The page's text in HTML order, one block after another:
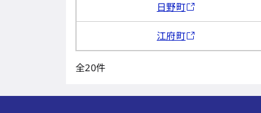
日野町
江府町
全20件